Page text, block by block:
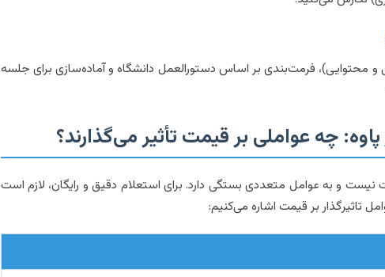
و محتوایی)، فرمت‌بندی بر اساس دستورالعمل دانشگاه و آماده‌سازی برای جلسه
پاوه: چه عواملی بر قیمت تأثیر می‌گذارند؟
نیست و به عوامل متعددی بستگی دارد. برای استعلام دقیق و رایگان، لازم است
تاثیرگذار بر قیمت اشاره می‌کنیم: